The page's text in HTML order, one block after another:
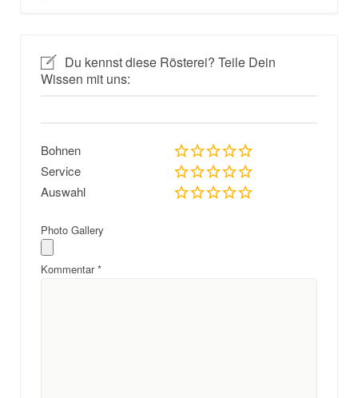
Du kennst diese Rösterei? Teile Dein
Wissen mit uns:
Bohnen
Service
Auswahl
Photo Gallery
Kommentar*